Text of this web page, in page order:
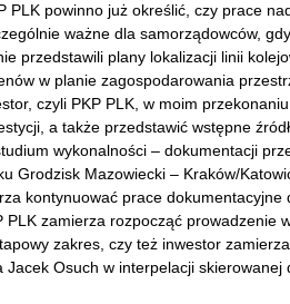
PLK powinno już określić, czy prace
ważne dla samorządowców,
przedstawili plany lokalizacji linii
w planie zagospodarowania
czyli PKP PLK, w moim
a także przedstawić wstępne
wykonalności – dokumentacji
Grodzisk Mazowiecki – Kraków/
kontynuować prace
PLK zamierza rozpocząć prowadzenie
zakres, czy też inwestor
Jacek Osuch w interpelacji skierowanej